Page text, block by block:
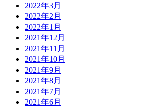
2022年3月
2022年2月
2022年1月
2021年12月
2021年11月
2021年10月
2021年9月
2021年8月
2021年7月
2021年6月